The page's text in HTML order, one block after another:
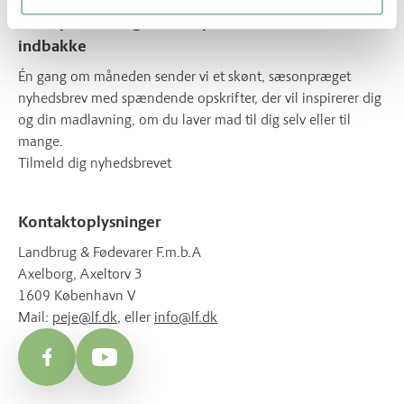
Få inspiration og lækre opskrifter direkte i din
indbakke
Én gang om måneden sender vi et skønt, sæsonpræget
nyhedsbrev med spændende opskrifter, der vil inspirerer dig
og din madlavning, om du laver mad til dig selv eller til
mange.
Tilmeld dig nyhedsbrevet
Kontaktoplysninger
Landbrug & Fødevarer F.m.b.A
Axelborg, Axeltorv 3
1609 København V
Mail: peje@lf.dk, eller info@lf.dk
FacebookYouTube